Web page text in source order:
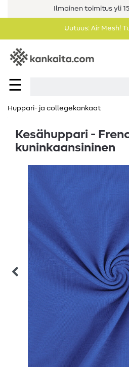
Ilmainen toimitus yli
Uutuus: Air Mesh!
☰
Huppari- ja collegekankaat
Kesähuppari -
kuninkaansininen